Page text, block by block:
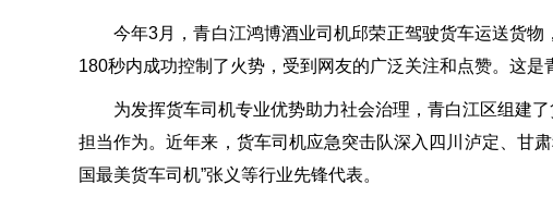
今年3月，青白江鸿博酒业司机邱荣正驾驶货车运送货
180秒内成功控制了火势，受到网友的广泛关注和点赞。这
为发挥货车司机专业优势助力社会治理，青白江区组建
担当作为。近年来，货车司机应急突击队深入四川泸定、甘
国最美货车司机”张义等行业先锋代表。